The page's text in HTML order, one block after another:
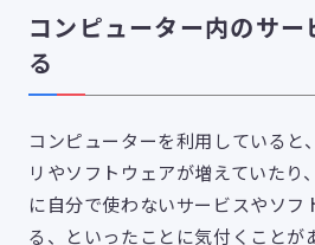
コンピューター内のサ
る
コンピューターを利用していると
リやソフトウェアが増えていたり
に自分で使わないサービスやソフ
る、といったことに気付くことが